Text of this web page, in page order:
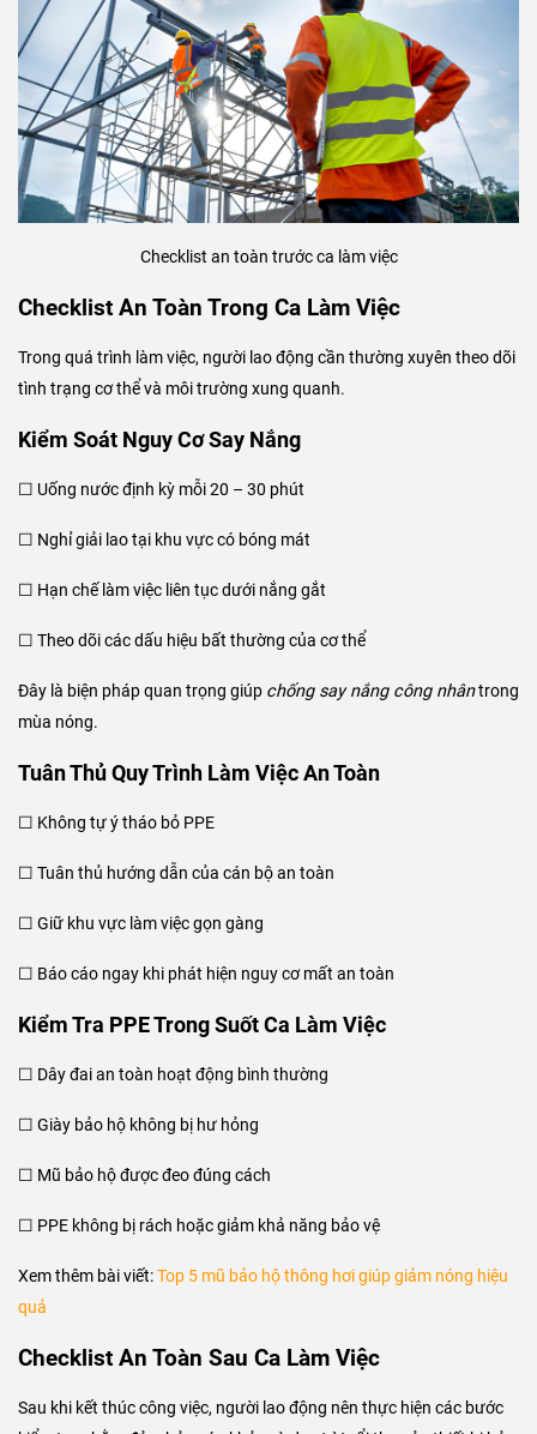
Checklist an toàn trước ca làm việc
Checklist An Toàn Trong Ca Làm Việc
Trong quá trình làm việc, người lao động cần thường xuyên theo dõi
tình trạng cơ thể và môi trường xung quanh.
Kiểm Soát Nguy Cơ Say Nắng
☐ Uống nước định kỳ mỗi 20 – 30 phút
☐ Nghỉ giải lao tại khu vực có bóng mát
☐ Hạn chế làm việc liên tục dưới nắng gắt
☐ Theo dõi các dấu hiệu bất thường của cơ thể
Đây là biện pháp quan trọng giúp chống say nắng công nhântrong
mùa nóng.
Tuân Thủ Quy Trình Làm Việc An Toàn
☐ Không tự ý tháo bỏ PPE
☐ Tuân thủ hướng dẫn của cán bộ an toàn
☐ Giữ khu vực làm việc gọn gàng
☐ Báo cáo ngay khi phát hiện nguy cơ mất an toàn
Kiểm Tra PPE Trong Suốt Ca Làm Việc
☐ Dây đai an toàn hoạt động bình thường
☐ Giày bảo hộ không bị hư hỏng
☐ Mũ bảo hộ được đeo đúng cách
☐ PPE không bị rách hoặc giảm khả năng bảo vệ
Xem thêm bài viết:Top 5 mũ bảo hộ thông hơi giúp giảm nóng hiệu
quả
Checklist An Toàn Sau Ca Làm Việc
Sau khi kết thúc công việc, người lao động nên thực hiện các bước